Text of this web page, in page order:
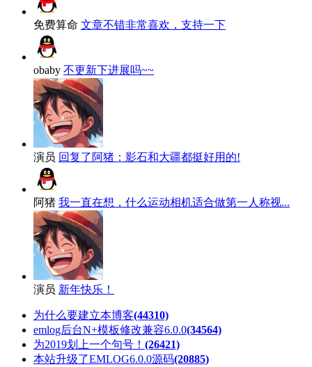
免费算命 文章不错非常喜欢，支持一下
obaby 不更新下进展吗~~
演员 回复了阿猪：影石和大疆都挺好用的!
阿猪 我一直在想，什么运动相机适合做第一人称视...
演员 新年快乐！
为什么要建立本博客(44310)
emlog后台N+模板修改兼容6.0.0(34564)
为2019划上一个句号！ (26421)
本站升级了EMLOG6.0.0源码(20885)